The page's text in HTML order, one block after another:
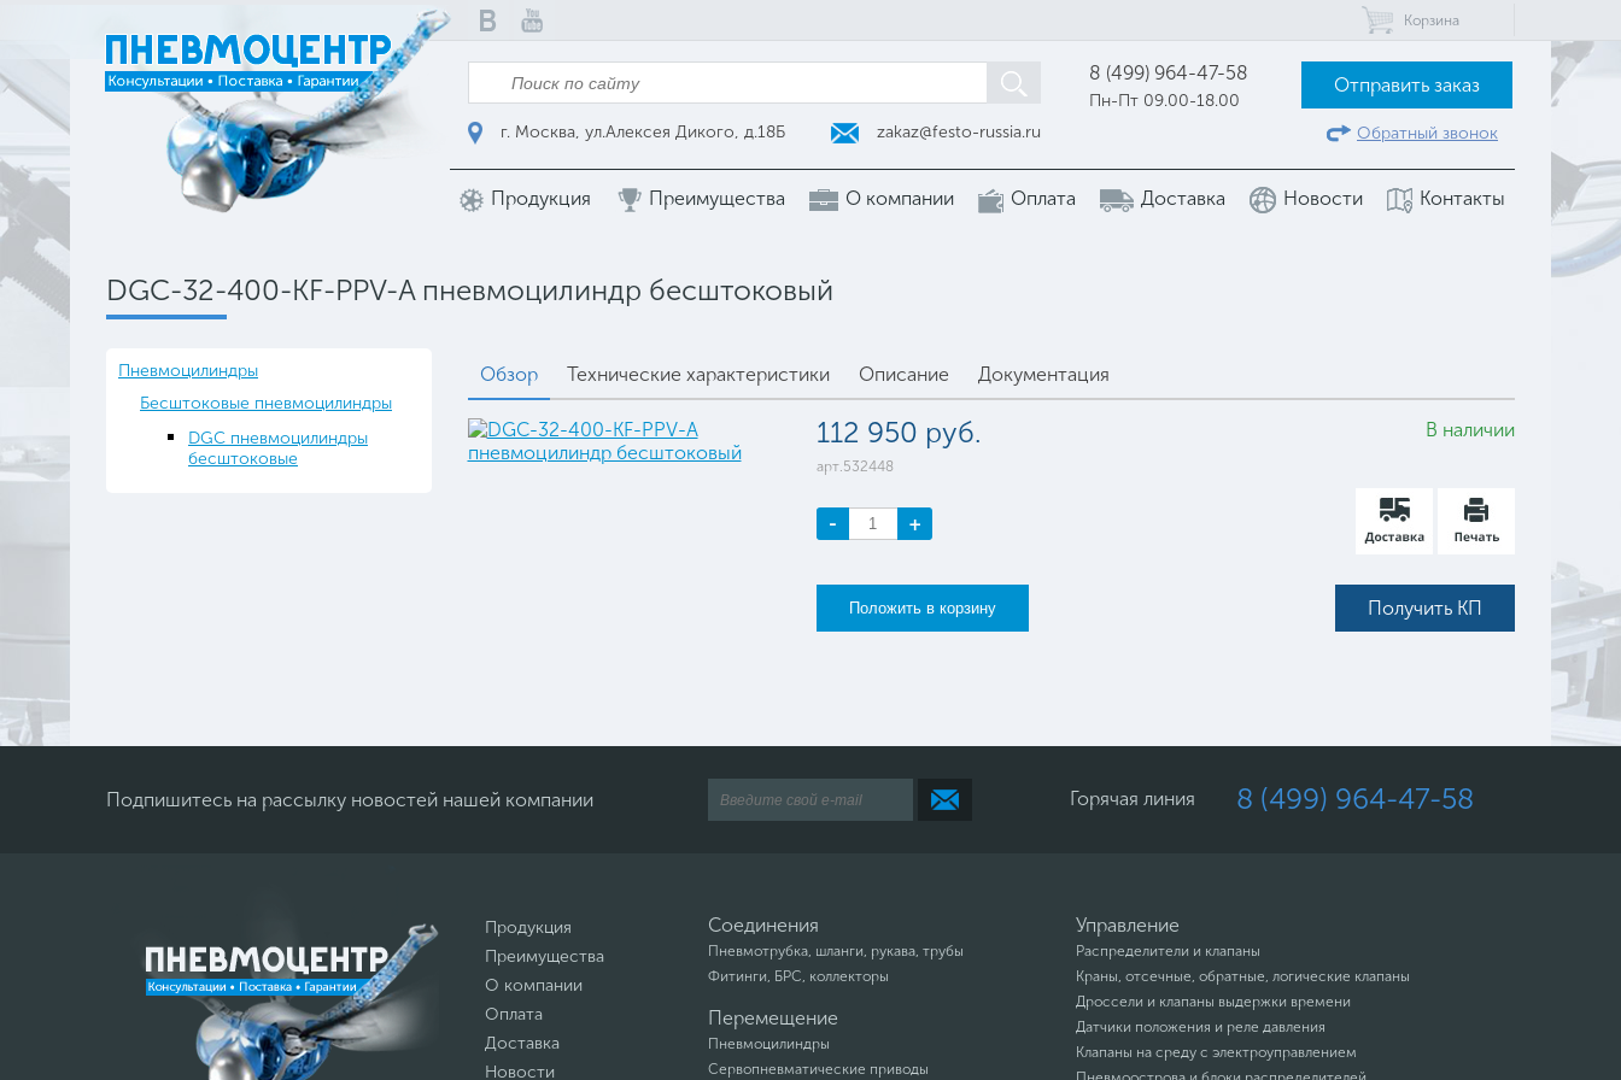
Корзина
г. Москва, ул.Алексея Дикого, д.18Б zakaz@festo-russia.ru
8 (499) 964-47-58
Пн-Пт 09.00-18.00
Отправить заказ
Обратный звонок
Продукция Преимущества О компании Оплата Доставка Новости Контакты
DGC-32-400-KF-PPV-A пневмоцилиндр бесштоковый
Пневмоцилиндры
Бесштоковые пневмоцилиндры
DGC пневмоцилиндры
бесштоковые
Обзор Технические характеристики Описание Документация
112 950 руб.
арт.532448
В наличии
- +
Получить КП
Подпишитесь на рассылку новостей нашей компании Горячая линия 8 (499) 964-47-58
Продукция
Преимущества
О компании
Оплата
Доставка
Новости
Соединения
Пневмотрубка, шланги, рукава, трубы
Фитинги, БРС, коллекторы
Перемещение
Пневмоцилиндры
Сервопневматические приводы
Управление
Распределители и клапаны
Краны, отсечные, обратные, логические клапаны
Дроссели и клапаны выдержки времени
Датчики положения и реле давления
Клапаны на среду с электроуправлением